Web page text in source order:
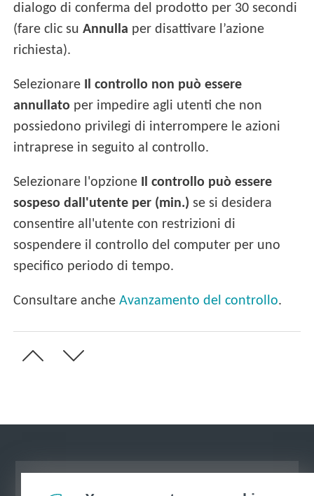
dialogo di conferma del prodotto per 30 secondi
(fare clic suAnnulla per disattivare l’azione
richiesta).
Selezionare
Il controllo non può essere
annullato per impedire agli utenti che non
possiedono privilegi di interrompere le azioni
intraprese in seguito al controllo.
Selezionare l'opzione
Il controllo può essere
sospeso dall'utente per (min.) se si desidera
consentire all'utente con restrizioni di
sospendere il controllo del computer per uno
specifico periodo di tempo.
Consultare ancheAvanzamento del controllo.